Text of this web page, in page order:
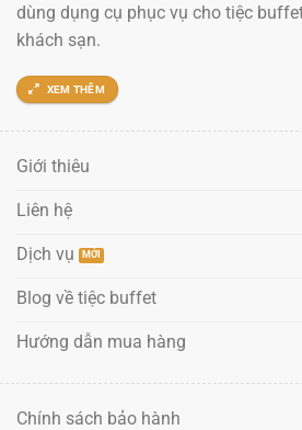
dùng dụng cụ phục vụ cho tiệc
khách sạn.
XEM THÊM
Giới thiêu
Liên hệ
Dịch vụ
Blog về tiệc buffet
Hướng dẫn mua hàng
Chính sách bảo hành